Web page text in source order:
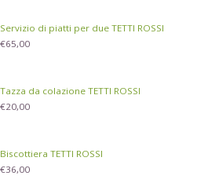
Servizio di piatti per due TETTI ROSSI
€65,00
Tazza da colazione TETTI ROSSI
€20,00
Biscottiera TETTI ROSSI
€36,00